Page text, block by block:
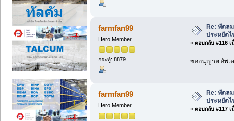
farmfan99
Hero Member
กระทู้: 8879
Re: พัดล
ประหยัด
« ตอบกลับ #116 เ
ขออนุญาต อัพเ
farmfan99
Hero Member
Re: พัดล
ประหยัด
« ตอบกลับ #117 เ